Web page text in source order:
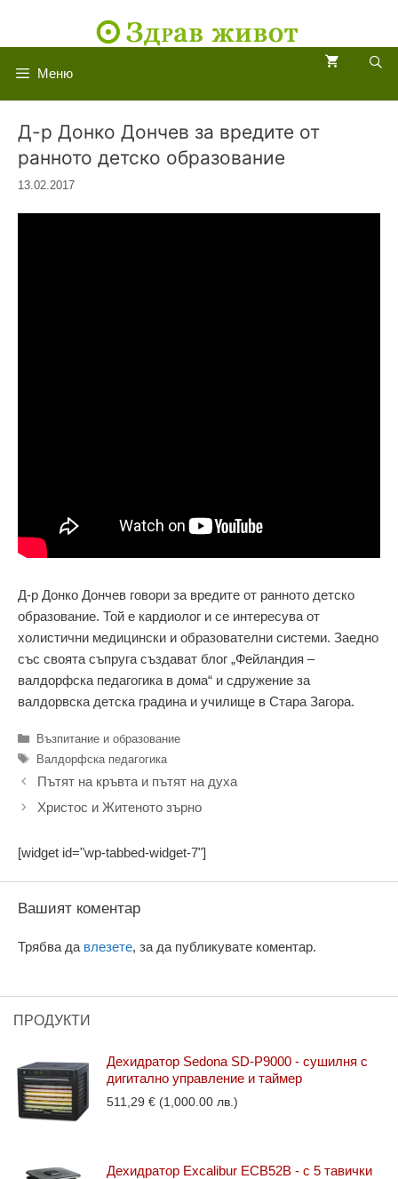
Меню
Д-р Донко Дончев за вредите от
ранното детско образование
13.02.2017
Д-р Донко Дончев говори за вредите от ранното детско
образование. Той е кардиолог и се интересува от
холистични медицински и образователни системи. Заедно
със своята съпруга създават блог „Фейландия –
валдорфска педагогика в дома“ и сдружение за
валдорвска детска градина и училище в Стара Загора.
Категории
Възпитание и образование
Етикети
Валдорфска педагогика
Пътят на кръвта и пътят на духа
Христос и Житеното зърно
[widget id="wp-tabbed-widget-7"]
Вашият коментар
Трябва да влезете, за да публикувате коментар.
ПРОДУКТИ
Дехидратор Sedona SD-P9000 - сушилня с
дигитално управление и таймер
511,29 € (1,000.00 лв.)
Дехидратор Excalibur ECB52B - с 5 тавички